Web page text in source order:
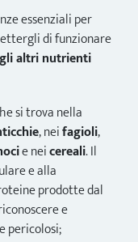
essenziali per
di funzionare
altri nutrienti
si trova nella
, neifagioli,
e neicereali. Il
e alla
prodotte dal
e
pericolosi;